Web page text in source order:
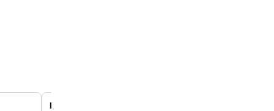
Nem adgang til København